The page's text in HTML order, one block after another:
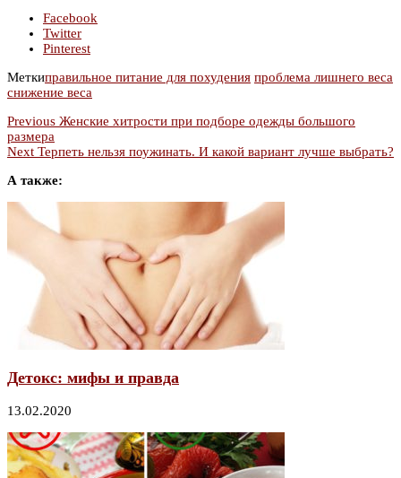
Facebook
Twitter
Pinterest
Меткиправильное питание для похудения проблема лишнего веса
снижение веса
Previous Женские хитрости при подборе одежды большого
размера
Next Терпеть нельзя поужинать. И какой вариант лучше выбрать?
А также:
Детокс: мифы и правда
13.02.2020